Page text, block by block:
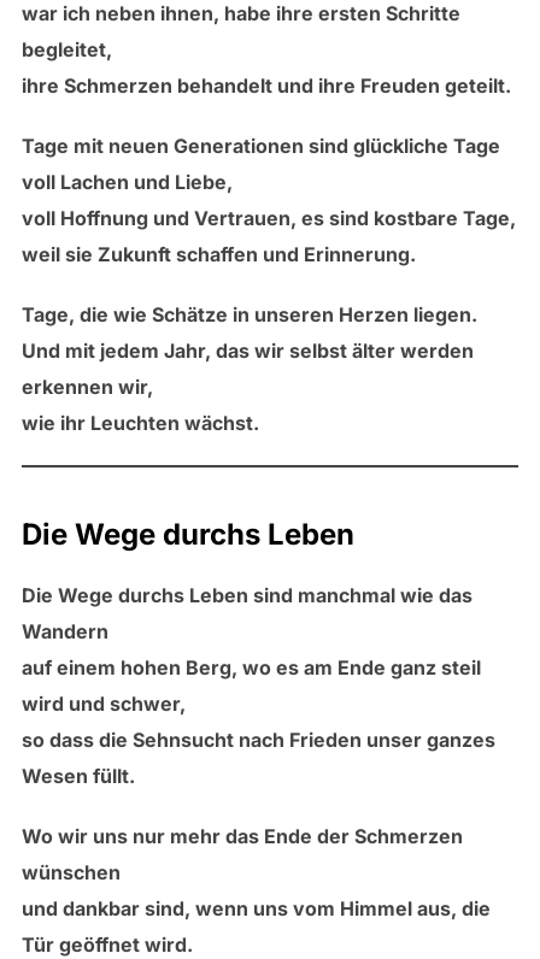
war ich neben ihnen, habe ihre ersten Schritte
begleitet,
ihre Schmerzen behandelt und ihre Freuden geteilt.
Tage mit neuen Generationen sind glückliche Tage
voll Lachen und Liebe,
voll Hoffnung und Vertrauen, es sind kostbare Tage,
weil sie Zukunft schaffen und Erinnerung.
Tage, die wie Schätze in unseren Herzen liegen.
Und mit jedem Jahr, das wir selbst älter werden
erkennen wir,
wie ihr Leuchten wächst.
Die Wege durchs Leben
Die Wege durchs Leben sind manchmal wie das
Wandern
auf einem hohen Berg, wo es am Ende ganz steil
wird und schwer,
so dass die Sehnsucht nach Frieden unser ganzes
Wesen füllt.
Wo wir uns nur mehr das Ende der Schmerzen
wünschen
und dankbar sind, wenn uns vom Himmel aus, die
Tür geöffnet wird.